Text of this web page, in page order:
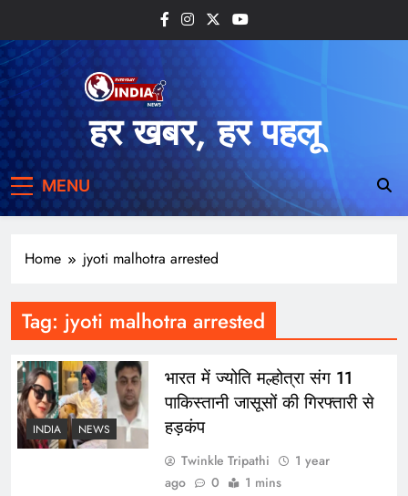
content
हर खबर, हर पहलू
MENU
Home jyoti malhotra arrested
Tag: jyoti malhotra arrested
INDIA NEWS
भारत में ज्योति मल्होत्रा संग 11
पाकिस्तानी जासूसों की गिरफ्तारी से
हड़कंप
Twinkle Tripathi
1 year
ago
0 1 mins